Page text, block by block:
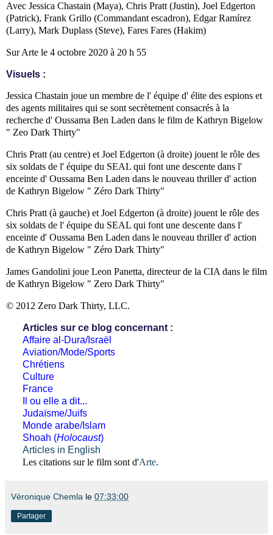
Avec Jessica Chastain (Maya), Chris Pratt (Justin), Joel Edgerton
(Patrick), Frank Grillo (Commandant escadron), Edgar Ramírez
(Larry), Mark Duplass (Steve), Fares Fares (Hakim)
Sur Arte le 4 octobre 2020 à 20 h 55
Visuels :
Jessica Chastain joue un membre de l' équipe d' élite des espions et
des agents militaires qui se sont secrètement consacrés à la
recherche d' Oussama Ben Laden dans le film de Kathryn Bigelow
" Zeo Dark Thirty"
Chris Pratt (au centre) et Joel Edgerton (à droite) jouent le rôle des
six soldats de l' équipe du SEAL qui font une descente dans l'
enceinte d' Oussama Ben Laden dans le nouveau thriller d' action
de Kathryn Bigelow " Zéro Dark Thirty"
Chris Pratt (à gauche) et Joel Edgerton (à droite) jouent le rôle des
six soldats de l' équipe du SEAL qui font une descente dans l'
enceinte d' Oussama Ben Laden dans le nouveau thriller d' action
de Kathryn Bigelow " Zéro Dark Thirty"
James Gandolini joue Leon Panetta, directeur de la CIA dans le film
de Kathryn Bigelow " Zero Dark Thirty"
© 2012 Zero Dark Thirty, LLC.
Articles sur ce blog concernant :
Affaire al-Dura/Israël
Aviation/Mode/Sports
Chrétiens
Culture
France
Il ou elle a dit...
Judaïsme/Juifs
Monde arabe/Islam
Shoah (Holocaust)
Articles in English
Les citations sur le film sont d'Arte.
Véronique Chemla le 07:33:00
Partager